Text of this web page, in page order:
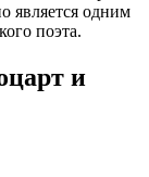
одним
поэта.
и